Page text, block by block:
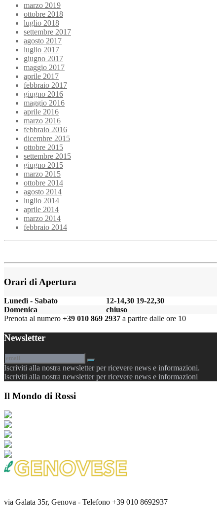
marzo 2019
ottobre 2018
luglio 2018
settembre 2017
agosto 2017
luglio 2017
giugno 2017
maggio 2017
aprile 2017
febbraio 2017
giugno 2016
maggio 2016
aprile 2016
marzo 2016
febbraio 2016
dicembre 2015
ottobre 2015
settembre 2015
giugno 2015
marzo 2015
ottobre 2014
agosto 2014
luglio 2014
aprile 2014
marzo 2014
febbraio 2014
Orari di Apertura
Lunedì - Sabato
12-14,30 19-22,30
Domenica
chiuso
Prenota al numero +39 010 869 2937 a partire dalle ore 10
Newsletter
Iscriviti alla nostra newsletter per ricevere news e informazioni.
Iscriviti alla nostra newsletter per ricevere news e informazioni
Il Mondo di Rossi
via Galata 35r, Genova - Telefono +39 010 8692937